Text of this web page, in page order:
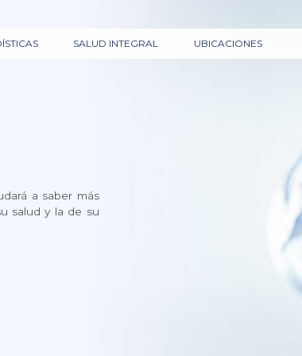
SALUD INTEGRAL UBICACIONES
a saber más
salud y la de su